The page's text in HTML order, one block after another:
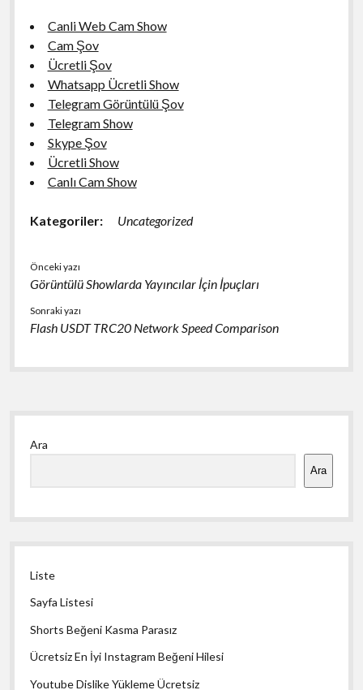
Canli Web Cam Show
Cam Şov
Ücretli Şov
Whatsapp Ücretli Show
Telegram Görüntülü Şov
Telegram Show
Skype Şov
Ücretli Show
Canlı Cam Show
Kategoriler: Uncategorized
Önceki yazı
Görüntülü Showlarda Yayıncılar İçin İpuçları
Sonraki yazı
Flash USDT TRC20 Network Speed Comparison
Yan
Menü
Ara
Ara
Liste
Sayfa Listesi
Shorts Beğeni Kasma Parasız
Ücretsiz En İyi Instagram Beğeni Hilesi
Youtube Dislike Yükleme Ücretsiz